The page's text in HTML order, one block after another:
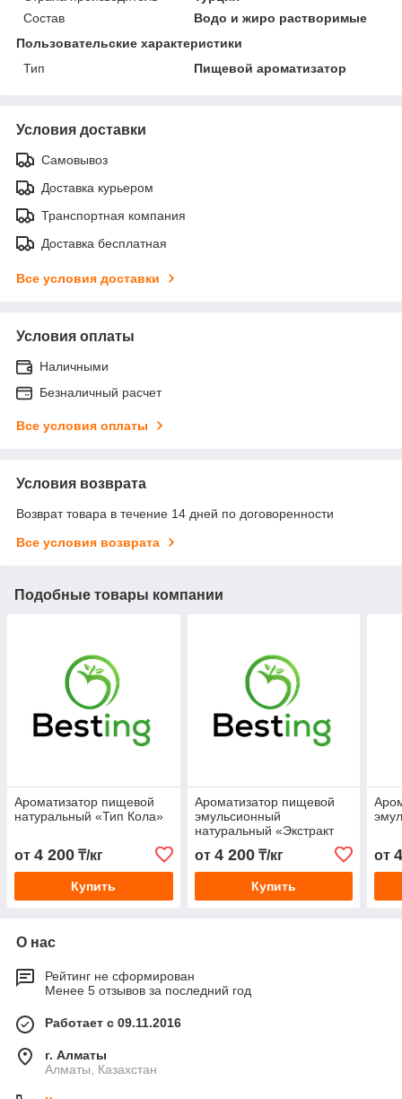
Состав
Водо и жиро растворимые
Пользовательские характеристики
Тип
Пищевой ароматизатор
Условия доставки
Самовывоз
Доставка курьером
Транспортная компания
Доставка бесплатная
Все условия доставки
Условия оплаты
Наличными
Безналичный расчет
Все условия оплаты
Условия возврата
Возврат товара в течение 14 дней по договоренности
Все условия возврата
Подобные товары компании
Ароматизатор пищевой
натуральный «Тип Кола»
от 4 200 ₸/кг
Купить
Ароматизатор пищевой
эмульсионный
натуральный «Экстракт
от 4 200₸/кг
Купить
от
О нас
Рейтинг не сформирован
Менее 5 отзывов за последний год
Работает с 09.11.2016
г. Алматы
Алматы, Казахстан